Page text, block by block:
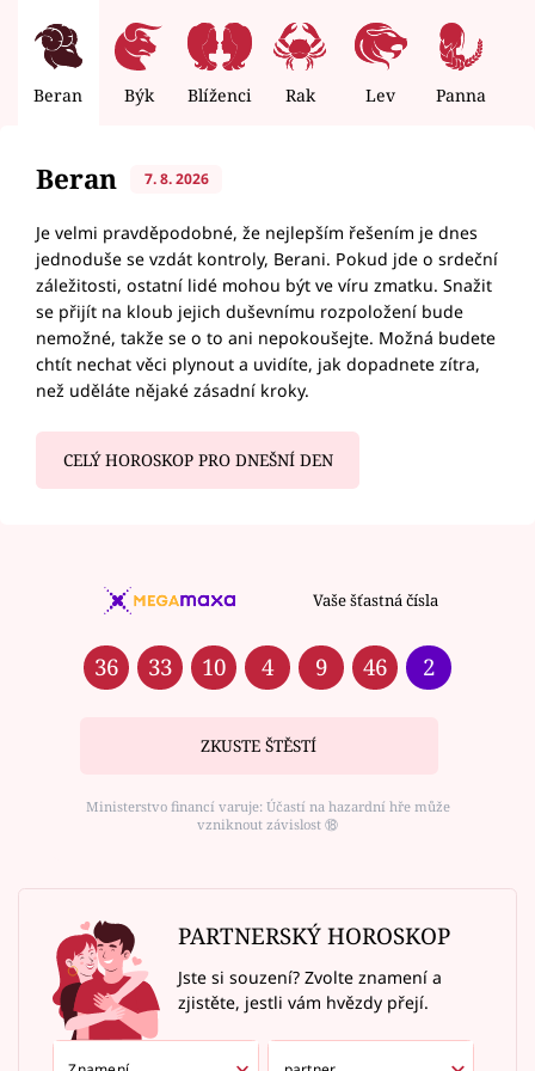
Beran Býk Blíženci Rak Lev Panna
Beran 7. 8. 2026
Je velmi pravděpodobné, že nejlepším řešením je dnes
jednoduše se vzdát kontroly, Berani. Pokud jde o srdeční
záležitosti, ostatní lidé mohou být ve víru zmatku. Snažit
se přijít na kloub jejich duševnímu rozpoložení bude
nemožné, takže se o to ani nepokoušejte. Možná budete
chtít nechat věci plynout a uvidíte, jak dopadnete zítra,
než uděláte nějaké zásadní kroky.
CELÝ HOROSKOP PRO DNEŠNÍ DEN
Vaše šťastná čísla
36 33 10 4 9 46 2
ZKUSTE ŠTĚSTÍ
Ministerstvo financí varuje: Účastí na hazardní hře může
vzniknout závislost ⑱
PARTNERSKÝ HOROSKOP
Jste si souzení? Zvolte znamení a
zjistěte, jestli vám hvězdy přejí.